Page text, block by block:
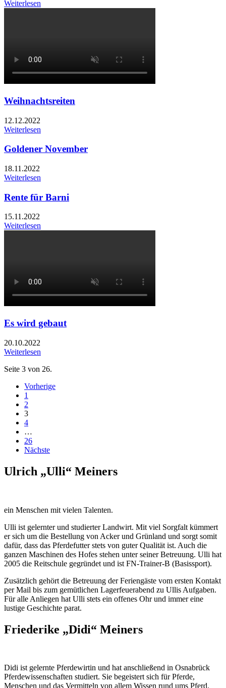
Weiterlesen
Weihnachtsreiten
12.12.2022
Weiterlesen
Goldener November
18.11.2022
Weiterlesen
Rente für Barni
15.11.2022
Weiterlesen
Es wird gebaut
20.10.2022
Weiterlesen
Seite 3 von 26.
Vorherige
1
2
3
4
…
26
Nächste
Ulrich „Ulli“ Meiners
ein Menschen mit vielen Talenten.
Ulli ist gelernter und studierter Landwirt. Mit viel Sorgfalt kümmert
er sich um die Bestellung von Acker und Grünland und sorgt somit
dafür, dass das Pferdefutter stets von guter Qualität ist. Auch die
ganzen Maschinen des Hofes stehen unter seiner Betreuung. Ulli hat
2005 die Reitschule gegründet und ist FN-Trainer-B (Basissport).
Zusätzlich gehört die Betreuung der Feriengäste vom ersten Kontakt
per Mail bis zum gemütlichen Lagerfeuerabend zu Ullis Aufgaben.
Für alle Anliegen hat Ulli stets ein offenes Ohr und immer eine
lustige Geschichte parat.
Friederike „Didi“ Meiners
Didi ist gelernte Pferdewirtin und hat anschließend in Osnabrück
Pferdewissenschaften studiert. Sie begeistert sich für Pferde,
Menschen und das Vermitteln von allem Wissen rund ums Pferd.